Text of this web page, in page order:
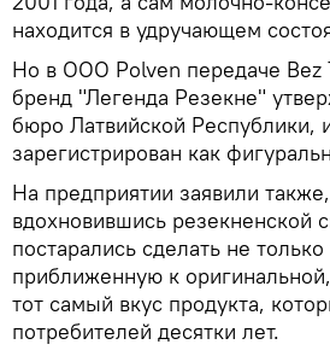
находится в удручающем
Но в ООО Polven передаче Bez
бренд "Легенда Резекне"
бюро Латвийской Республики,
зарегистрирован как
На предприятии заявили
вдохновившись резекненской
постарались сделать не
приближенную к
тот самый вкус продукта,
потребителей десятки лет.